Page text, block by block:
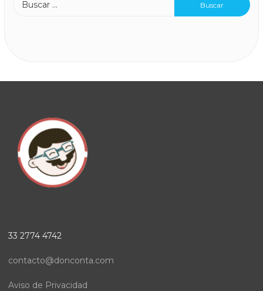
33 2774 4742
contacto@donconta.com
Aviso de Privacidad